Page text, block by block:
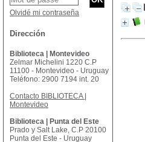
Olvidé mi contraseña
Dirección
Biblioteca | Montevideo
Zelmar Michelini 1220 C.P
11100 - Montevideo - Uruguay
Teléfono: 2900 7194 int. 20
Contacto BIBLIOTECA |
Montevideo
Biblioteca | Punta del Este
Prado y Salt Lake, C.P 20100
Punta del Este - Uruguay